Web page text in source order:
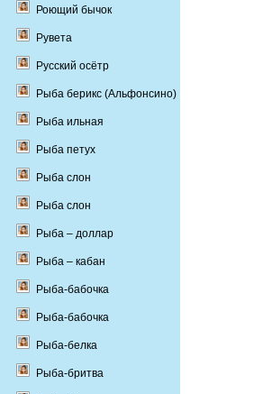
Роющий бычок
Рувета
Русский осётр
Рыба берикс (Альфонсино)
Рыба ильная
Рыба петух
Рыба слон
Рыба слон
Рыба – доллар
Рыба – кабан
Рыба-бабочка
Рыба-бабочка
Рыба-белка
Рыба-бритва